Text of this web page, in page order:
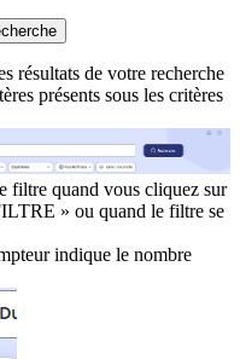
résultats de votre recherche
présents sous les critères
filtre quand vous cliquez sur
» ou quand le filtre se
indique le nombre